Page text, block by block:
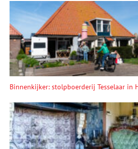
Binnenkijker: stolpboerderij Tesselaar in